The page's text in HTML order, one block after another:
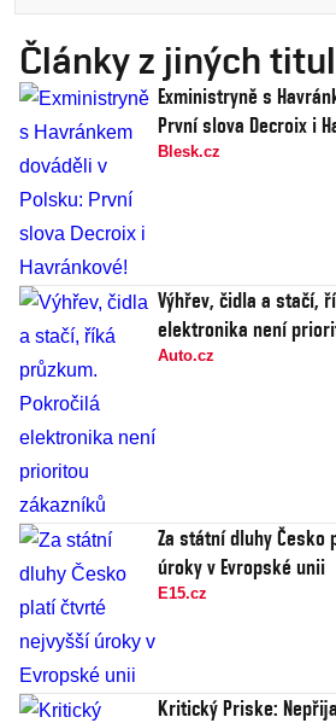
Články z jiných
Exministryně s
První slova Decroix i
Blesk.cz
Výhřev, čidla a stačí,
elektronika není
Auto.cz
Za státní dluhy
úroky v Evropské unii
E15.cz
Kritický Priske: